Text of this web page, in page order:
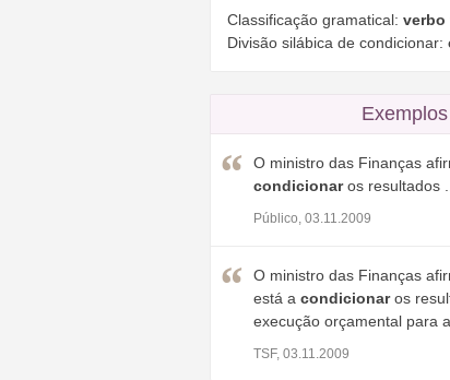
Classificação gramatical: verbo
Divisão silábica de condicionar:
O ministro das Finanças
condicionaros resultados ...
Público, 03.11.2009
O ministro das Finanças
está a condicionaros
execução orçamental para
TSF, 03.11.2009